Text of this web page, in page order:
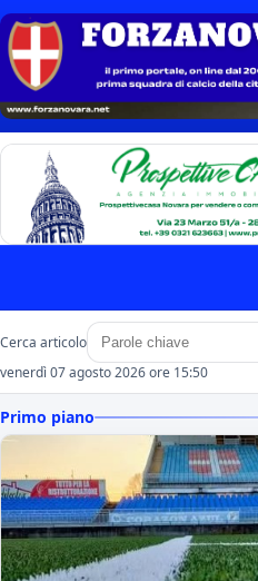
Cerca articolo
venerdì 07 agosto 2026 ore 15:50
Primo piano